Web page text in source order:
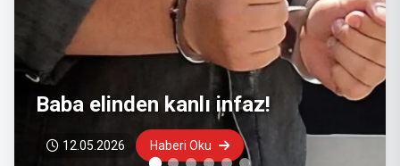
Emeklilerin gözü bayram
ikramiyesinde: Ödeme takvimi
bekleniyor
08.05.2026 Haberi Oku